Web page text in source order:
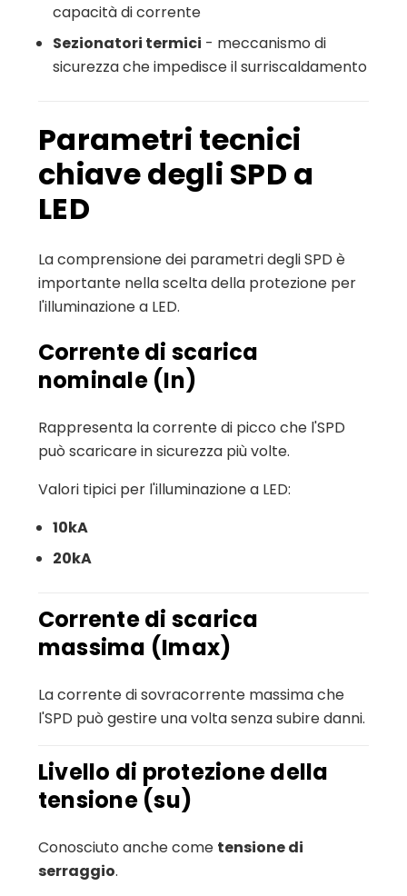
capacità di corrente
Sezionatori termici - meccanismo di
sicurezza che impedisce il surriscaldamento
Parametri tecnici
chiave degli SPD a
LED
La comprensione dei parametri degli SPD è
importante nella scelta della protezione per
l'illuminazione a LED.
Corrente di scarica
nominale (In)
Rappresenta la corrente di picco che l'SPD
può scaricare in sicurezza più volte.
Valori tipici per l'illuminazione a LED:
10kA
20kA
Corrente di scarica
massima (Imax)
La corrente di sovracorrente massima che
l'SPD può gestire una volta senza subire danni.
Livello di protezione della
tensione (su)
Conosciuto anche come tensione di
serraggio.